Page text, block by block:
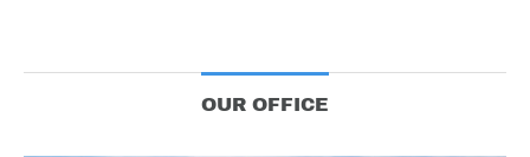
OUR OFFICE